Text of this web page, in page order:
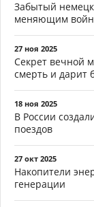
Забытый
меняющим
27 ноя 2025
Секрет вечной
смерть и дарит
18 ноя 2025
В России
поездов
27 окт 2025
Накопители
генерации